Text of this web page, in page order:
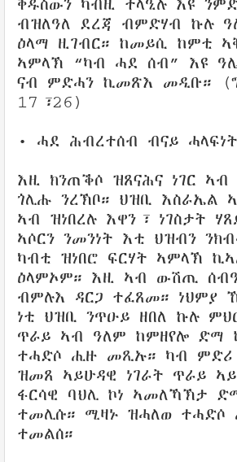
ቅዱስውን ካብዚ ተላዒሉ እዩ
ብዝለዓለ ደረጃ ብምድሃብ ኩሉ
ዕላማ ዚገብር። ከመይሲ ከምቲ
ኣምላኽ “ካብ ሓደ ሰብ” እዩ
ናብ ምድሓን ኪመጽእ መዲቡ።
17፣26)
• ሓደ ሕብረተሰብ ብናይ
እዚ ክንጠቕሶ ዝጸናሕና ነገር
ጎሊሑ ንረኽቦ። ህዝቢ እስራኤል
ኣብ ዝነበረሉ እዋን፣ ነገስታት
ኣሶርን ንመንነት እቲ ህዝብን
ካብቲ ዝነበሮ ፍርሃት ኣምላኽ
ዕላምኦም። እዚ ኣብ ውሽጢ
ብምሉእ ዳርጋ ተፈጸመ። ነህምያ
ነቲ ህዝቢ ንጥዑይ ዘበለ ኩሉ
ጥራይ ኣብ ዓለም ከምዘየሎ ድማ
ተሓድሶ ሒዙ መጺኡ። ካብ ምድሪ
ዝመጸ ኣይሁዳዊ ነገራት ጥራይ
ፋርሳዊ ባህሊ ኮነ ኣመለኻኽታ
ተመሊሱ። ሚዛኑ ዝሓለወ ተሓድሶ
ተመልሰ።